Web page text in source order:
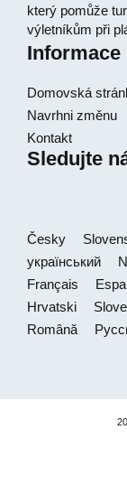
který pomůže
výletníkům při
Informace
Domovská
Navrhni změnu
Kontakt
Sledujte
Česky
український
Français
Hrvatski
Română